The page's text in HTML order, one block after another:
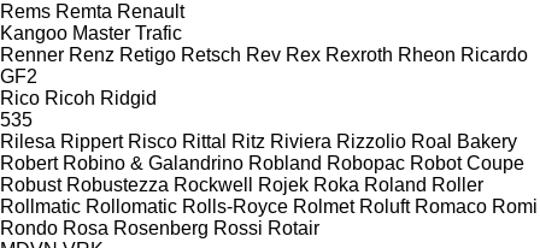
Rems Remta Renault
Kangoo Master Trafic
Renner Renz Retigo Retsch Rev Rex Rexroth Rheon Ricardo
GF2
Rico Ricoh Ridgid
535
Rilesa Rippert Risco Rittal Ritz Riviera Rizzolio Roal Bakery
Robert Robino & Galandrino Robland Robopac Robot Coupe
Robust Robustezza Rockwell Rojek Roka Roland Roller
Rollmatic Rollomatic Rolls-Royce Rolmet Roluft Romaco Romi
Rondo Rosa Rosenberg Rossi Rotair